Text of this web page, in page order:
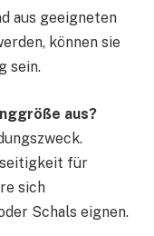
aus geeigneten
können sie
sein.
aus?
für
sich
Schals eignen.